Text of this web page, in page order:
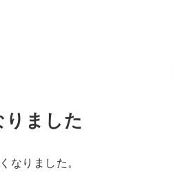
ました
なりました。